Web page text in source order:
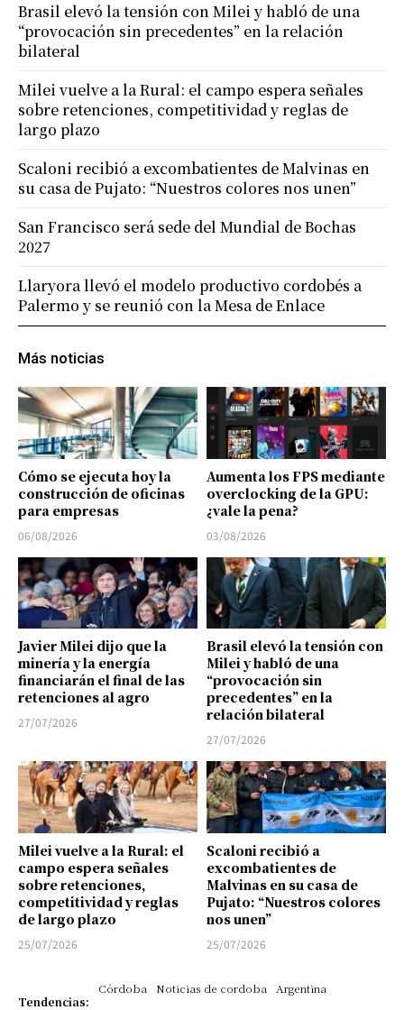
Más noticias
Cómo se ejecuta hoy la
construcción de oficinas
para empresas
06/08/2026
Aumenta los FPS mediante
overclocking de la GPU:
¿vale la pena?
03/08/2026
Javier Milei dijo que la
minería y la energía
financiarán el final de las
retenciones al agro
27/07/2026
Brasil elevó la tensión con
Milei y habló de una
“provocación sin
precedentes” en la
relación bilateral
27/07/2026
Milei vuelve a la Rural: el
campo espera señales
sobre retenciones,
competitividad y reglas
de largo plazo
25/07/2026
Scaloni recibió a
excombatientes de
Malvinas en su casa de
Pujato: “Nuestros colores
nos unen”
25/07/2026
Tendencias:
Córdoba Noticias de cordoba
Argentina
Brasil elevó la tensión con Milei y habló de una
“provocación sin precedentes” en la relación
bilateral
Milei vuelve a la Rural: el campo espera señales
sobre retenciones, competitividad y reglas de
largo plazo
Scaloni recibió a excombatientes de Malvinas en
su casa de Pujato: “Nuestros colores nos unen”
San Francisco será sede del Mundial de Bochas
2027
Llaryora llevó el modelo productivo cordobés a
Palermo y se reunió con la Mesa de Enlace